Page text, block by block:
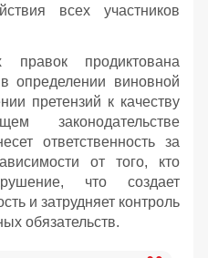
всех участников
правок продиктована
определении виновной
претензий к качеству
законодательстве
ответственность за
от того, кто
что создает
и затрудняет контроль
обязательств.